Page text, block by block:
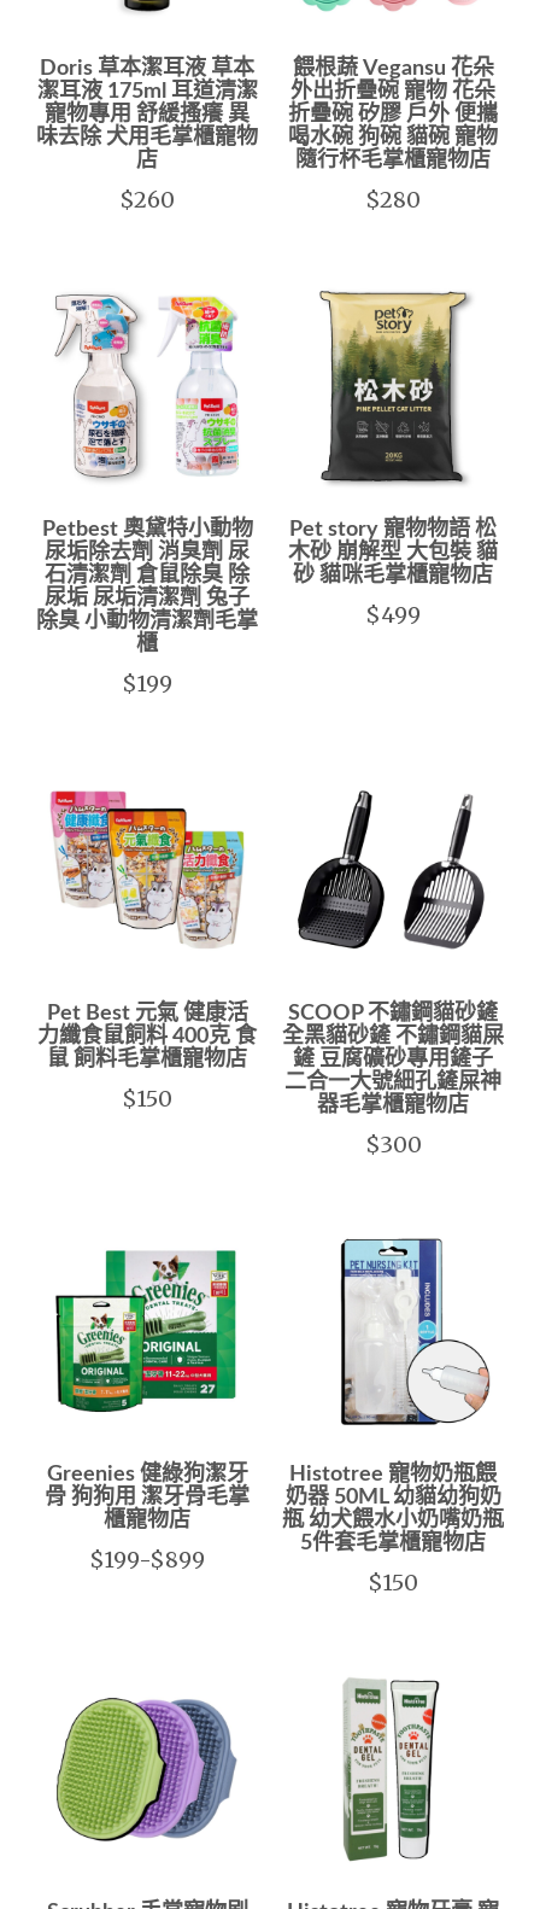
Doris 草本潔耳液 草本
潔耳液 175ml 耳道清潔
寵物專用 舒緩搔癢 異
味去除 犬用毛掌櫃寵物
店
$260
餵根蔬 Vegansu 花朵
外出折疊碗 寵物 花朵
折疊碗 矽膠 戶外 便攜
喝水碗 狗碗 貓碗 寵物
隨行杯毛掌櫃寵物店
$280
Petbest 奧黛特小動物
尿垢除去劑 消臭劑 尿
石清潔劑 倉鼠除臭 除
尿垢 尿垢清潔劑 兔子
除臭 小動物清潔劑毛掌
櫃
$199
Pet story 寵物物語 松
木砂 崩解型 大包裝 貓
砂 貓咪毛掌櫃寵物店
$499
Pet Best 元氣 健康活
力纖食鼠飼料 400克 食
鼠 飼料毛掌櫃寵物店
$150
SCOOP 不鏽鋼貓砂鏟
全黑貓砂鏟 不鏽鋼貓屎
鏟 豆腐礦砂專用鏟子
二合一大號細孔鏟屎神
器毛掌櫃寵物店
$300
Greenies 健綠狗潔牙
骨 狗狗用 潔牙骨毛掌
櫃寵物店
$199-$899
Histotree 寵物奶瓶餵
奶器 50ML 幼貓幼狗奶
瓶 幼犬餵水小奶嘴奶瓶
5件套毛掌櫃寵物店
$150